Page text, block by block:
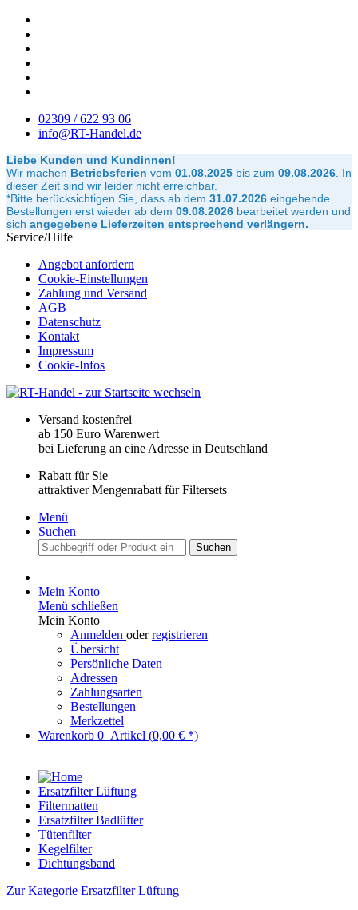
02309 / 622 93 06
info@RT-Handel.de
Liebe Kunden und Kundinnen!
Wir machen Betriebsferien vom 01.08.2025 bis zum 09.08.2026 In
dieser Zeit sind wir leider nicht erreichbar.
*Bitte berücksichtigen Sie, dass ab dem 31.07.2026 eingehende
Bestellungen erst wieder ab dem 09.08.2026 bearbeitet werden und
sich angegebene Lieferzeiten entsprechend verlängern.
Service/Hilfe
Angebot anfordern
Cookie-Einstellungen
Zahlung und Versand
AGB
Datenschutz
Kontakt
Impressum
Cookie-Infos
Versand kostenfrei
ab 150 Euro Warenwert
bei Lieferung an eine Adresse in Deutschland
Rabatt für Sie
attraktiver Mengenrabatt für Filtersets
Menü
Suchen
Suchen
Mein Konto
Menü schließen
Mein Konto
Anmelden oderregistrieren
Übersicht
Persönliche Daten
Adressen
Zahlungsarten
Bestellungen
Merkzettel
Warenkorb 0 Artikel (0,00 € *)
Ersatzfilter Lüftung
Filtermatten
Ersatzfilter Badlüfter
Tütenfilter
Kegelfilter
Dichtungsband
Zur Kategorie Ersatzfilter Lüftung